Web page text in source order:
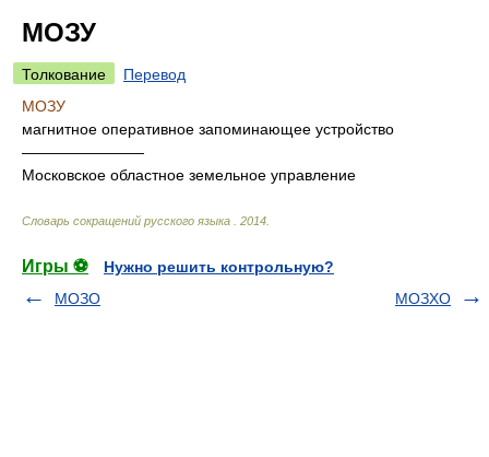
МОЗУ
Толкование
Перевод
МОЗУ
магнитное оперативное запоминающее устройство
————————
Московское областное земельное управление
Словарь сокращений русского языка 2014
Игры ⚽
Нужно решить контрольную?
МОЗО
МОЗХО